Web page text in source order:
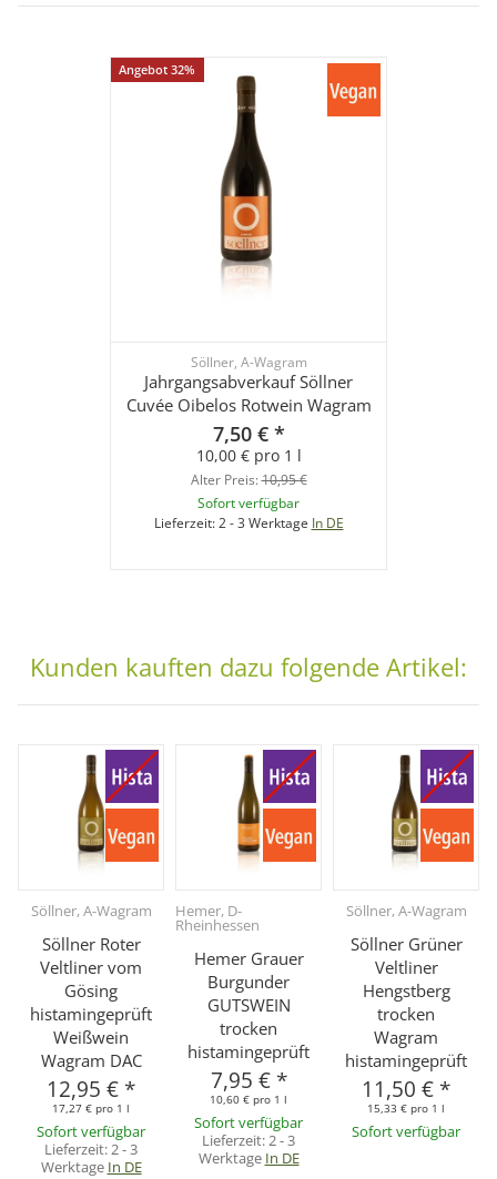
Angebot 32%
Söllner, A-Wagram
Jahrgangsabverkauf Söllner
Cuvée Oibelos Rotwein Wagram
7,50 € *
10,00 € pro 1 l
Alter Preis: 10,95 €
Sofort verfügbar
Lieferzeit:2 - 3 Werktage In DE
Kunden kauften dazu folgende Artikel:
Söllner, A-Wagram
Söllner Roter
Veltliner vom
Gösing
histamingeprüft
Weißwein
Wagram DAC
12,95 € *
17,27 € pro 1 l
Sofort verfügbar
Lieferzeit:2 - 3
Werktage In DE
Hemer, D-
Rheinhessen
Hemer Grauer
Burgunder
GUTSWEIN
trocken
histamingeprüft
7,95 € *
10,60 € pro 1 l
Sofort verfügbar
Lieferzeit:2 - 3
Werktage In DE
Söllner, A-Wagram
Söllner Grüner
Veltliner
Hengstberg
trocken
Wagram
histamingeprüft
11,50 € *
15,33 € pro 1 l
Sofort verfügbar